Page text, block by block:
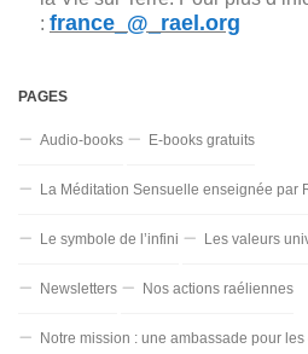
: france_@_rael.org
PAGES
Audio-books E-books gratuits
La Méditation Sensuelle enseignée par
Le symbole de l’infini Les valeurs
Newsletters Nos actions raéliennes
Notre mission : une ambassade pour